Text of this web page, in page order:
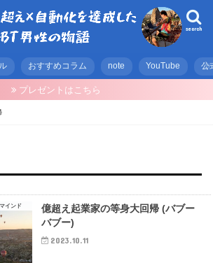
search
おすすめコラム note YouTube 公
プレゼントはこちら
マインド
億超え起業家の等身大回帰 (バブー
バブー)
2023.10.11